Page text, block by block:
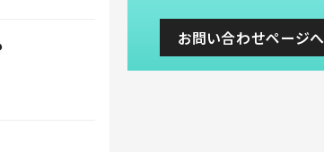
お問い合わせページへ